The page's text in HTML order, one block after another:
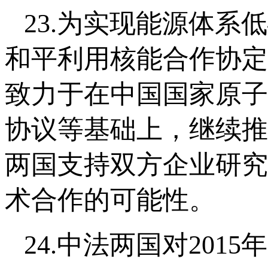
23.为实现能源体系
和平利用核能合作协
致力于在中国国家原
协议等基础上，继续
两国支持双方企业研
术合作的可能性。
24.中法两国对2015